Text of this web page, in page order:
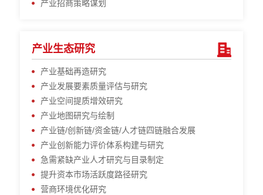
产业招商策略谋划
产业生态研究
产业基础再造研究
产业发展要素质量评估与研究
产业空间提质增效研究
产业地图研究与绘制
产业链/创新链/资金链/人才链四链融合发展
产业创新能力评价体系构建与研究
急需紧缺产业人才研究与目录制定
提升资本市场活跃度路径研究
营商环境优化研究